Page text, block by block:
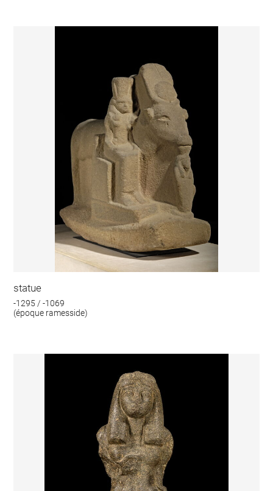
statue
-1295 / -1069
(époque ramesside)